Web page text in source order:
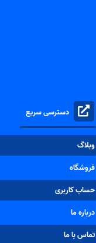
دسترسی سریع
وبلاگ
فروشگاه
حساب کاربری
درباره ما
تماس با ما